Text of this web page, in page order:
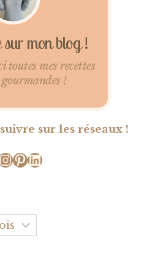
mon blog !
toutes mes recettes
gourmandes !
sur les réseaux !
Pinterest
LinkedIn